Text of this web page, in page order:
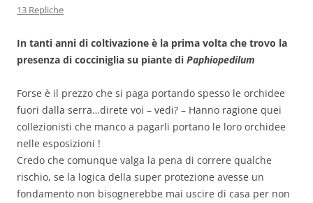
13 Repliche
In tanti anni di coltivazione è la prima volta che trovo la
presenza di cocciniglia su piante di Paphiopedilum
Forse è il prezzo che si paga portando spesso le orchidee
fuori dalla serra…direte voi – vedi? – Hanno ragione quei
collezionisti che manco a pagarli portano le loro orchidee
nelle esposizioni !
Credo che comunque valga la pena di correre qualche
rischio, se la logica della super protezione avesse un
fondamento non bisognerebbe mai uscire di casa per non